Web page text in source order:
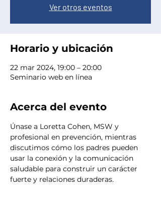
Ver otros eventos
Horario y ubicación
22 mar 2024, 19:00 – 20:00
Seminario web en línea
Acerca del evento
Únase a Loretta Cohen, MSW y
profesional en prevención, mientras
discutimos cómo los padres pueden
usar la conexión y la comunicación
saludable para construir un carácter
fuerte y relaciones duraderas.